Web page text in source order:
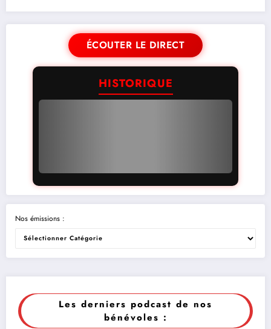
ÉCOUTER LE DIRECT
HISTORIQUE
Nos émissions :
Les derniers podcast de nos
bénévoles :